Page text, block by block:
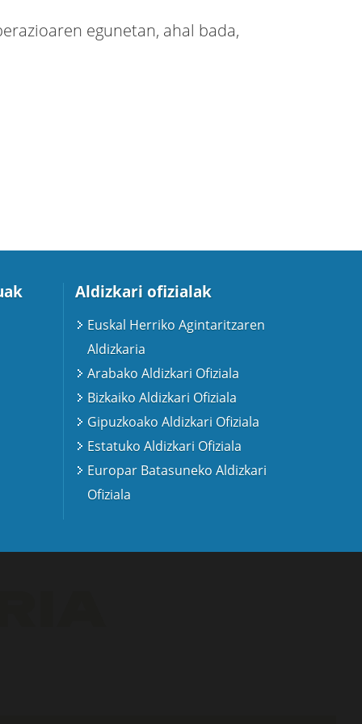
egunetan, ahal bada,
Aldizkari ofizialak
Euskal Herriko Agintaritzaren
Aldizkaria
Arabako Aldizkari Ofiziala
Bizkaiko Aldizkari Ofiziala
Gipuzkoako Aldizkari Ofiziala
Estatuko Aldizkari Ofiziala
Europar Batasuneko Aldizkari
Ofiziala